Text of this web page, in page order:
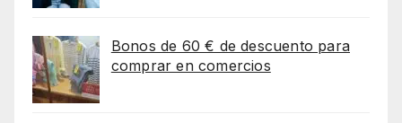
Bonos de 60 € de descuento para
comprar en comercios